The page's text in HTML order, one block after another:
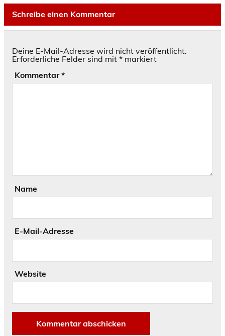
Schreibe einen Kommentar
Deine E-Mail-Adresse wird nicht veröffentlicht.
Erforderliche Felder sind mit * markiert
Kommentar*
Name
E-Mail-Adresse
Website